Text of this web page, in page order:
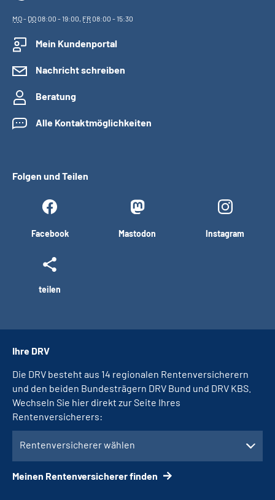
MO- DO08:00 - 19:00, FR08:00 - 15:30
Mein Kundenportal
Nachricht schreiben
Beratung
Alle Kontaktmöglichkeiten
Folgen und Teilen
Facebook Mastodon Instagram
teilen
Ihre DRV
Die DRV besteht aus 14 regionalen Rentenversicherern
und den beiden Bundesträgern DRV Bund und DRV KBS.
Wechseln Sie hier direkt zur Seite Ihres
Rentenversicherers:
Rentenversicherer wählen
Meinen Rentenversicherer finden